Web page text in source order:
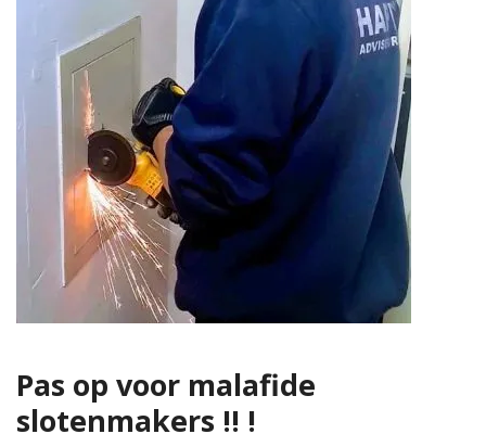
Pas op voor malafide
slotenmakers !! !